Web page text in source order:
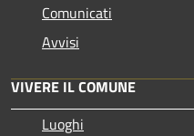
Comunicati
Avvisi
VIVERE IL COMUNE
Luoghi